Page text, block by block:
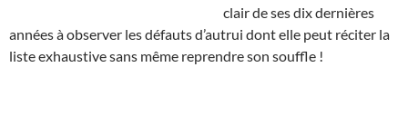
clair de ses dix dernières
années à observer les défauts d’autrui dont elle peut réciter la
liste exhaustive sans même reprendre son souffle !